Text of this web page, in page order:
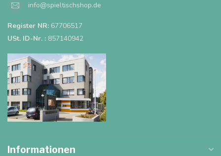
info@spieltischshop.de
Register NR: 67706517
USt. ID-Nr. : 857140942
Informationen